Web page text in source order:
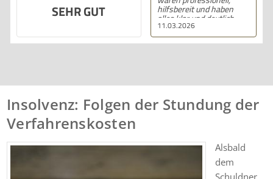
SEHR GUT
11.03.2026
hilfsbereit und haben
alles klar und deutlich
erklärt. Ich bin mit der
Beratung sehr zufrieden
und kann ihre
Insolvenz: Folgen der Stundung der
Verfahrenskosten
Alsbald
dem